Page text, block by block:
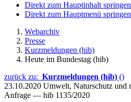
Direkt zum Hauptinhalt springen
Direkt zum Hauptmenü springen
Webarchiv
Presse
Kurzmeldungen (hib)
Heute im Bundestag (hib)
zurück zu: Kurzmeldungen (hib) ()
23.10.2020 Umwelt, Naturschutz
Anfrage — hib 1135/2020